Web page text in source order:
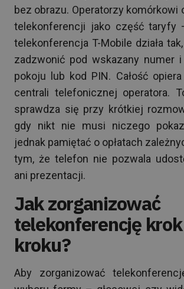
bez obrazu. Operatorzy komórkowi
telekonferencji jako część taryfy
telekonferencja T-Mobile działa
zadzwonić pod wskazany numer
pokoju lub kod PIN. Całość
centrali telefonicznej operatora.
sprawdza się przy krótkiej
gdy nikt nie musi niczego
jednak pamiętać o opłatach
tym, że telefon nie pozwala
ani prezentacji.
Jak zorganizować
telekonferencję
kroku?
Aby zorganizować